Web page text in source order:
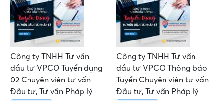
Công ty TNHH Tư vấn
đầu tư VPCO Tuyển dụng
02 Chuyên viên tư vấn
Đầu tư, Tư vấn Pháp lý
Công ty TNHH Tư vấn
đầu tư VPCO Thông báo
Tuyển Chuyên viên tư vấn
Đầu tư, Tư vấn Pháp lý